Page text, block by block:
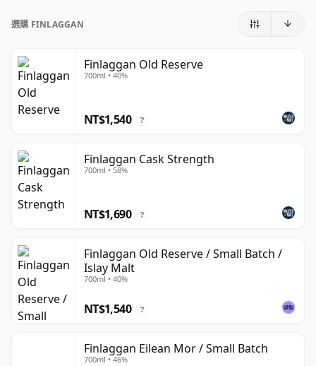
選購 FINLAGGAN
Finlaggan Old Reserve
700ml • 40%
NT$1,540 ?
Finlaggan Cask Strength
700ml • 58%
NT$1,690 ?
Finlaggan Old Reserve / Small Batch /
Islay Malt
700ml • 40%
NT$1,540 ?
Finlaggan Eilean Mor / Small Batch
700ml • 46%